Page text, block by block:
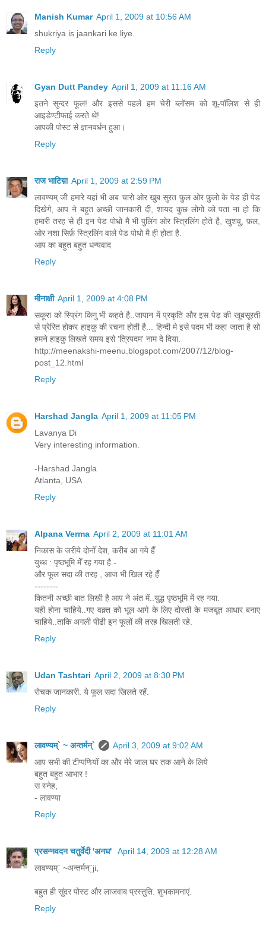
Manish Kumar April 1, 2009 at 10:56 AM
shukriya is jaankari ke liye.
Reply
Gyan Dutt Pandey April 1, 2009 at 11:16 AM
इतने सुन्दर फूल! और इससे पहले हम चेरी ब्लॉसम को शू-पॉलिश से ही
आइडेण्टीफाई करते थे!
आपकी पोस्ट से ज्ञानवर्धन हुआ।
Reply
राज भाटिय़ा April 1, 2009 at 2:59 PM
लावण्यम् जी हमारे यहां भी अब चारो ओर खुब सुरत फ़ुल ओर फ़ुलो के पेड ही पेड
दिखेगे, आप ने बहुत अच्छी जानकारी दी, शायद कुछ लोगो को पता ना हो कि
हमारी तरह से ही इन पेड पोधो मै भी पुलिंग ओर स्त्रिलिंग होते है, खुशवु, फ़ल,
ओर नशा सिर्फ़ स्त्रिलिंग वाले पेड पोधो मै ही होता है.
आप का बहुत बहुत धन्यवाद
Reply
मीनाक्षी April 1, 2009 at 4:08 PM
सकूरा को स्प्रिंग किगु भी कहते है..जापान में प्रकृति और इस पेड़ की खूबसूरती
से प्रेरित होकर हाइकु की रचना होती है... हिन्दी मे इसे पदम भी कहा जाता है सो
हमने हाइकु लिखते समय इसे 'त्रिपदम' नाम दे दिया.
http://meenakshi-meenu.blogspot.com/2007/12/blog-
post_12.html
Reply
Harshad Jangla April 1, 2009 at 11:05 PM
Lavanya Di
Very interesting information.
-Harshad Jangla
Atlanta, USA
Reply
Alpana Verma April 2, 2009 at 11:01 AM
निकास के जरीये दोनोँ देश, करीब आ गये हैँ
युध्ध : पृष्ठभूमि मेँ रह गया है -
और फूल सदा की तरह , आज भी खिल रहे हैँ
--------
कितनी अच्छी बात लिखी है आप ने अंत में..युद्ध पृष्ठभूमि में रह गया.
यही होना चाहिये..गए वक़्त को भूल आगे के लिए दोस्ती के मजबूत आधार बनाए
चाहिये..ताकि अगली पीढी इन फूलों की तरह खिलती रहे.
Reply
Udan Tashtari April 2, 2009 at 8:30 PM
रोचक जानकारी. ये फूल सदा खिलते रहें.
Reply
लावण्यम्` ~ अन्तर्मन्`
April 3, 2009 at 9:02 AM
आप सभी की टीप्पणियोँ का और मेरे जाल घर तक आने के लिये
बहुत बहुत आभार !
स स्नेह,
- लावण्या
Reply
प्रसन्नवदन चतुर्वेदी 'अनघ'
April 14, 2009 at 12:28 AM
लावण्यम्` ~अन्तर्मन्`ji,
बहुत ही सुंदर पोस्ट और लाजवाब प्रस्तुति. शुभकामनाएं.
Reply